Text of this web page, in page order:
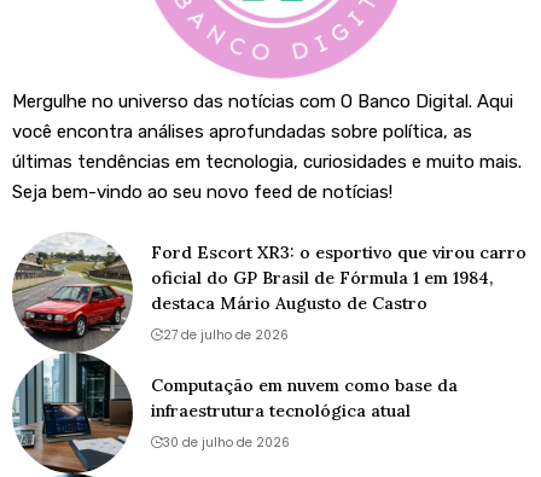
Mergulhe no universo das notícias com O Banco Digital. Aqui
você encontra análises aprofundadas sobre política, as
últimas tendências em tecnologia, curiosidades e muito mais.
Seja bem-vindo ao seu novo feed de notícias!
Ford Escort XR3: o esportivo que virou carro
oficial do GP Brasil de Fórmula 1 em 1984,
destaca Mário Augusto de Castro
27 de julho de 2026
Computação em nuvem como base da
infraestrutura tecnológica atual
30 de julho de 2026